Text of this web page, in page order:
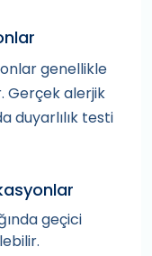
genellikle
Gerçek alerjik
duyarlılık testi
geçici